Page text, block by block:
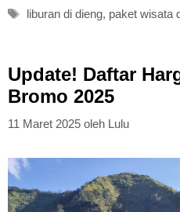
Tag
liburan di dieng, paket wisata
Update! Daftar
Bromo 2025
11 Maret 2025 oleh Lulu